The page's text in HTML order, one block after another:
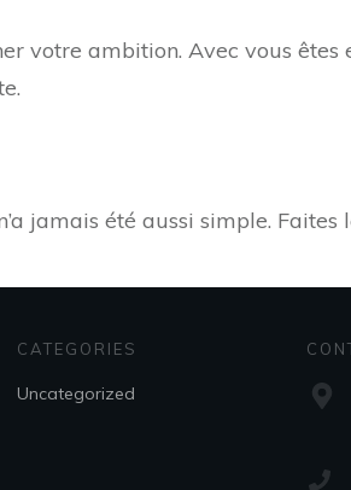
votre ambition. Avec vous êtes
jamais été aussi simple.
CATEGORIES
Uncategorized